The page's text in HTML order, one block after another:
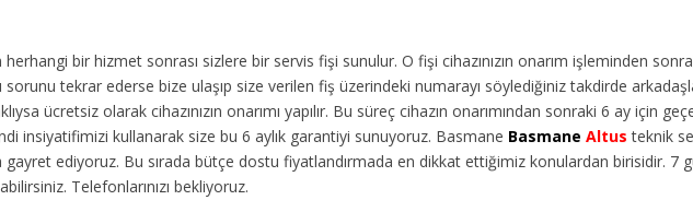
herhangi bir hizmet sonrası sizlere bir servis fişi sunulur. O fişi cihazınızın onarım işleminden
sorunu tekrar ederse bize ulaşıp size verilen fiş üzerindeki numarayı söylediğiniz takdirde
ücretsiz olarak cihazınızın onarımı yapılır. Bu süreç cihazın onarımından sonraki 6 ay için
insiyatifimizi kullanarak size bu 6 aylık garantiyi sunuyoruz. Basmane Basmane Altus teknik
ediyoruz. Bu sırada bütçe dostu fiyatlandırmada en dikkat ettiğimiz konulardan birisidir. 7
Telefonlarınızı bekliyoruz.